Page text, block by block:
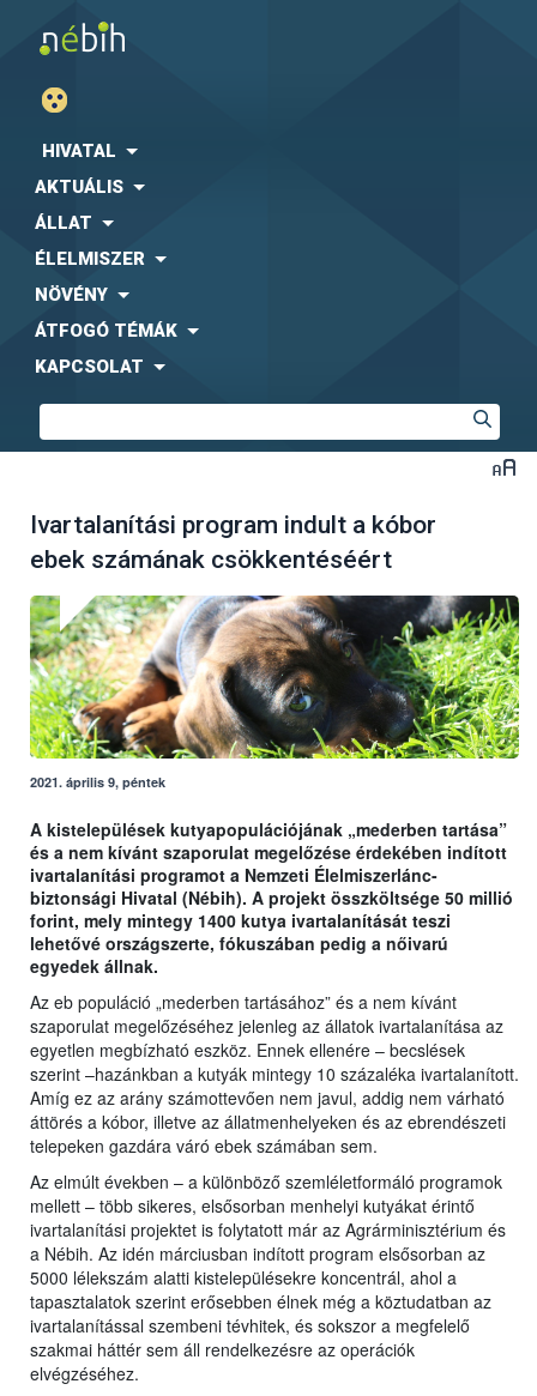
HIVATAL
AKTUÁLIS
ÁLLAT
ÉLELMISZER
NÖVÉNY
ÁTFOGÓ TÉMÁK
KAPCSOLAT
Ivartalanítási program indult a kóbor
ebek számának csökkentéséért
2021. április 9, péntek
A kistelepülések kutyapopulációjának „mederben tartása”
és a nem kívánt szaporulat megelőzése érdekében indított
ivartalanítási programot a Nemzeti Élelmiszerlánc-
biztonsági Hivatal (Nébih). A projekt összköltsége 50 millió
forint, mely mintegy 1400 kutya ivartalanítását teszi
lehetővé országszerte, fókuszában pedig a nőivarú
egyedek állnak.
Az eb populáció „mederben tartásához” és a nem kívánt
szaporulat megelőzéséhez jelenleg az állatok ivartalanítása az
egyetlen megbízható eszköz. Ennek ellenére – becslések
szerint –hazánkban a kutyák mintegy 10 százaléka ivartalanított.
Amíg ez az arány számottevően nem javul, addig nem várható
áttörés a kóbor, illetve az állatmenhelyeken és az ebrendészeti
telepeken gazdára váró ebek számában sem.
Az elmúlt években – a különböző szemléletformáló programok
mellett – több sikeres, elsősorban menhelyi kutyákat érintő
ivartalanítási projektet is folytatott már az Agrárminisztérium és
a Nébih. Az idén márciusban indított program elsősorban az
5000 lélekszám alatti kistelepülésekre koncentrál, ahol a
tapasztalatok szerint erősebben élnek még a köztudatban az
ivartalanítással szembeni tévhitek, és sokszor a megfelelő
szakmai háttér sem áll rendelkezésre az operációk
elvégzéséhez.